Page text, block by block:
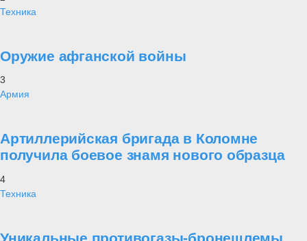
Техника
Оружие афганской войны
3
Армия
Артиллерийская бригада в Коломне
получила боевое знамя нового образца
4
Техника
Уникальные противогазы-бронешлемы